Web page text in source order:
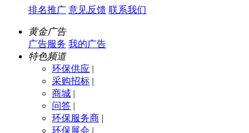
排名推广 意见反馈 联系我们
黄金广告
广告服务 我的广告
特色频道
环保供应 |
采购招标 |
商城 |
问答 |
环保服务商 |
环保展会 |